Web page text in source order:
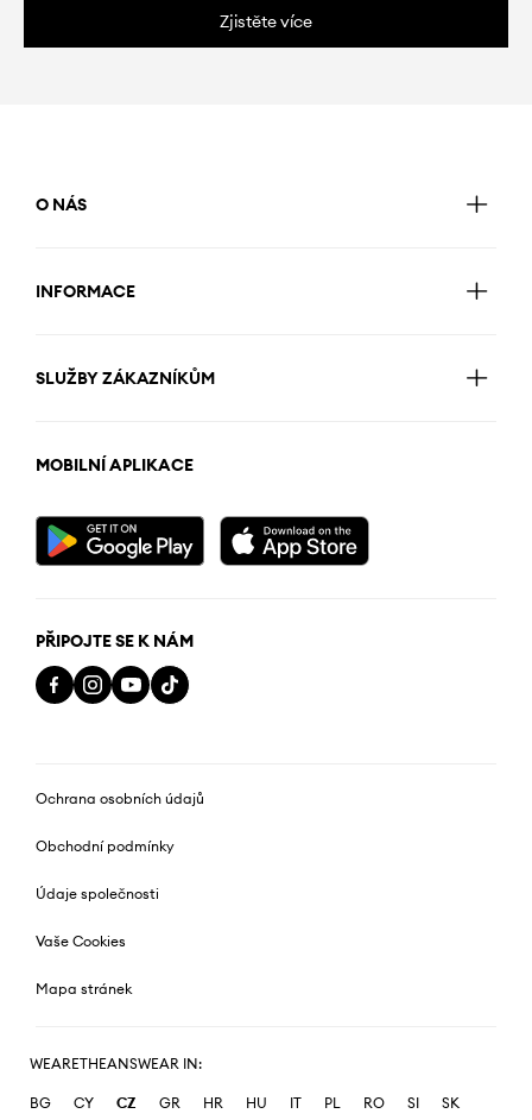
Zjistěte více
O NÁS
INFORMACE
SLUŽBY ZÁKAZNÍKŮM
MOBILNÍ APLIKACE
PŘIPOJTE SE K NÁM
Ochrana osobních údajů
Obchodní podmínky
Údaje společnosti
Vaše Cookies
Mapa stránek
WEARETHEANSWEAR IN:
BG CY CZ GR HR HU IT PL RO SI SK